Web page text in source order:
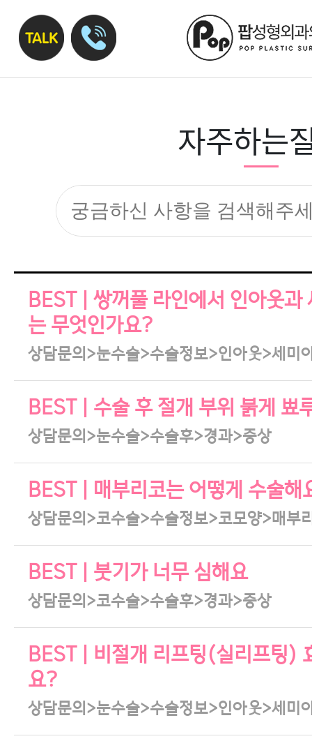
자주하는
BEST | 쌍꺼풀 라인에서 인아웃과
는 무엇인가요?
상담문의>눈수술>수술정보>인아웃>세미
BEST | 수술 후 절개 부위 붉게 뾰
상담문의>눈수술>수술후>경과>증상
BEST | 매부리코는 어떻게 수술해
상담문의>코수술>수술정보>코모양>매부
BEST | 붓기가 너무 심해요
상담문의>코수술>수술후>경과>증상
BEST | 비절개 리프팅(실리프팅)
요?
상담문의>눈수술>수술정보>인아웃>세미